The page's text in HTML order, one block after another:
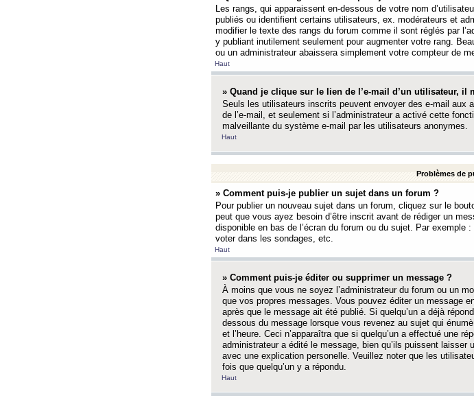
Les rangs, qui apparaissent en-dessous de votre nom
publiés ou identifient certains utilisateurs, ex. modérateurs et
modifier le texte des rangs du forum comme il sont réglés par
y publiant inutilement seulement pour augmenter votre rang.
ou un administrateur abaissera simplement votre compteur de
Haut
» Quand je clique sur le lien de l’e-mail d’un utilisateur, il
Seuls les utilisateurs inscrits peuvent envoyer des e-mail aux
de l’e-mail, et seulement si l’administrateur a activé cette
malveillante du système e-mail par les utilisateurs anonymes.
Haut
Problèmes de
» Comment puis-je publier un sujet dans un forum ?
Pour publier un nouveau sujet dans un forum, cliquez sur le
peut que vous ayez besoin d’être inscrit avant de rédiger un
disponible en bas de l’écran du forum ou du sujet. Par
voter dans les sondages, etc.
Haut
» Comment puis-je éditer ou supprimer un message ?
À moins que vous ne soyez l’administrateur du forum ou un
que vos propres messages. Vous pouvez éditer un message
après que le message ait été publié. Si quelqu’un a déjà
dessous du message lorsque vous revenez au sujet qui
et l’heure. Ceci n’apparaîtra que si quelqu’un a effectué une
administrateur a édité le message, bien qu’ils puissent
avec une explication personelle. Veuillez noter que les
fois que quelqu’un y a répondu.
Haut